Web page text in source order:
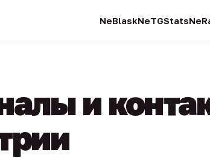
NeBlaskNeTGStats
и